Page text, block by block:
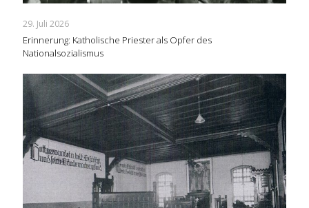
29. Juli 2026
Erinnerung: Katholische Priester als Opfer des
Nationalsozialismus